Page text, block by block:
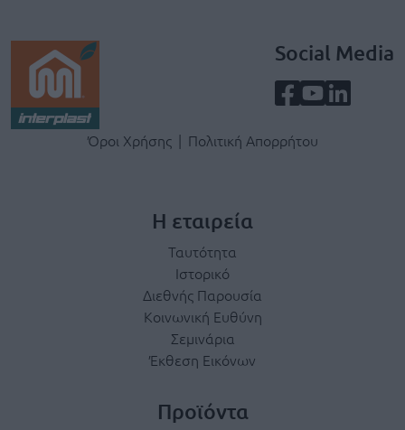
Social Media
Terms & Privacy Menu
Όροι Χρήσης Πολιτική Απορρήτου
Η εταιρεία
Ταυτότητα
Ιστορικό
Διεθνής Παρουσία
Κοινωνική Ευθύνη
Σεμινάρια
Έκθεση Εικόνων
Προϊόντα